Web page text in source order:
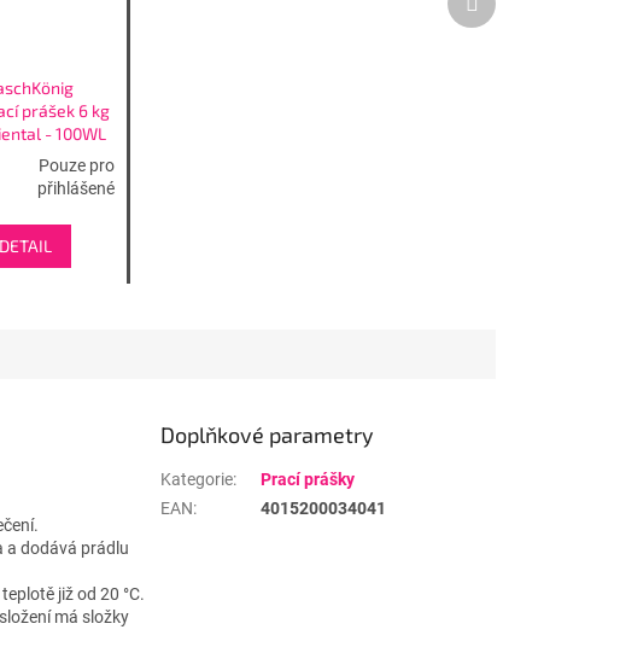
prášek 6 kg
- 100WL
Pouze pro
přihlášené
DETAIL
produkt
a dodává prádlu
již od 20 °C.
má složky
Doplňkové parametry
Kategorie:
Prací prášky
EAN: 4015200034041